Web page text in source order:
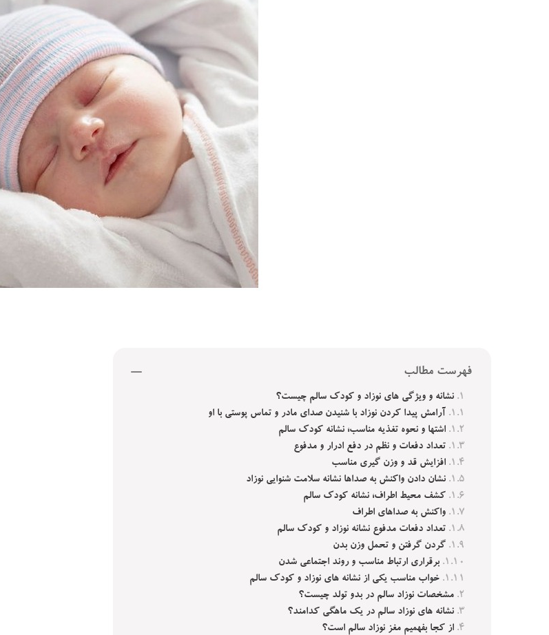
فهرست مطالب
نشانه و ویژگی‌ های نوزاد و کودک سالم چیست؟
آرامش پیدا کردن نوزاد با شنیدن صدای مادر و تماس پوستی با او
اشتها و نحوه تغذیه مناسب؛ نشانه کودک سالم
تعداد دفعات و نظم در دفع ادرار و مدفوع
افزایش قد و وزن‌ گیری مناسب
نشان دادن واکنش به صدا‌ها نشانه سلامت شنوایی نوزاد
کشف محیط اطراف؛ نشانه کودک سالم
واکنش به صدا‌های اطراف
تعداد دفعات مدفوع نشانه نوزاد و کودک سالم
گردن گرفتن و تحمل وزن بدن
برقراری ارتباط مناسب و روند اجتماعی شدن
خواب مناسب یکی از نشانه های نوزاد و کودک سالم
مشخصات نوزاد سالم در بدو تولد چیست؟
نشانه‌ های نوزاد سالم در یک ماهگی کدامند؟
از کجا بفهمیم مغز نوزاد سالم است؟